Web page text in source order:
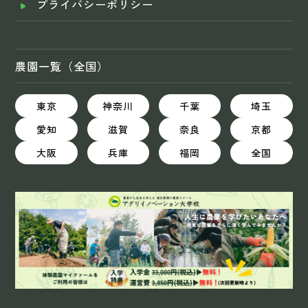
プライバシーポリシー
農園一覧（全国）
東京 神奈川 千葉
埼玉
愛知
滋賀 奈良
京都
大阪
兵庫 福岡 全国